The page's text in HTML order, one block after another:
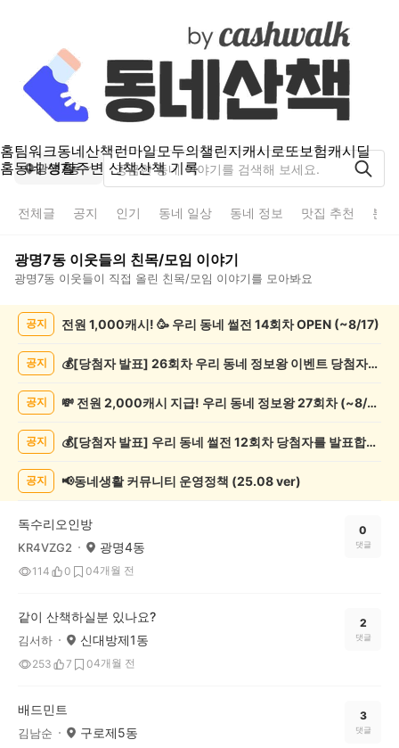
홈팀워크동네산책런마일모두의챌린지캐시로또보험캐시딜
홈동네 생활주변 산책산책 기록
광명7동
전체글 공지 인기 동네 일상 동네 정보 맛집 추천 분
광명7동 이웃들의 친목/모임 이야기
광명7동 이웃들이 직접 올린 친목/모임 이야기를 모아봐요
목/
목
공지 전원 1,000캐시! 🥳 우리 동네 썰전 14회차 OPEN (~8/17)
공지 💰[당첨자 발표] 26회차 우리 동네 정보왕 이벤트 당첨자를 발표합니다!
공지 💸 전원 2,000캐시 지급! 우리 동네 정보왕 27회차 (~8/10)
공지 💰[당첨자 발표] 우리 동네 썰전 12회차 당첨자를 발표합니다!
공지 📢동네생활 커뮤니티 운영정책 (25.08 ver)
독수리오인방
KR4VZG2 광명4동
114 0 04개월 전
0
댓글
같이 산책하실분 있나요?
김서하 신대방제1동
253 7 04개월 전
2
댓글
배드민트
김남순 구로제5동
3
댓글